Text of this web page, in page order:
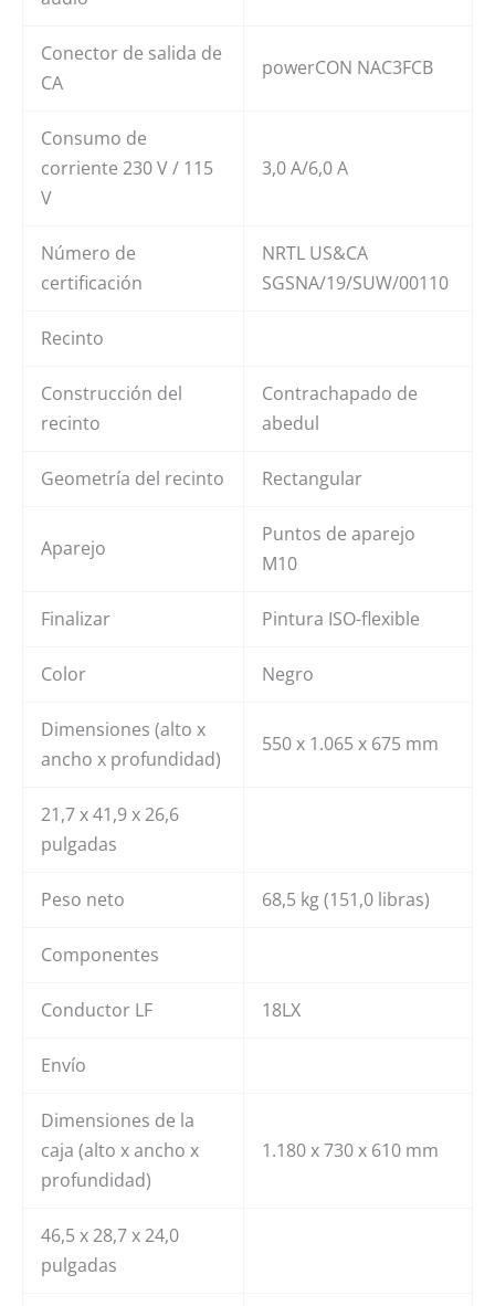
Conector de salida de
CA
powerCON NAC3FCB
Consumo de
corriente 230 V / 115
V
3,0 A/6,0 A
Número de
certificación
NRTL US&CA
SGSNA/19/SUW/00110
Recinto
Construcción del
recinto
Contrachapado de
abedul
Geometría del recinto Rectangular
Aparejo
Puntos de aparejo
M10
Finalizar Pintura ISO-flexible
Color Negro
Dimensiones (alto x
ancho x profundidad)
550 x 1.065 x 675 mm
21,7 x 41,9 x 26,6
pulgadas
Peso neto 68,5 kg (151,0 libras)
Componentes
Conductor LF 18LX
Envío
Dimensiones de la
caja (alto x ancho x
profundidad)
1.180 x 730 x 610 mm
46,5 x 28,7 x 24,0
pulgadas